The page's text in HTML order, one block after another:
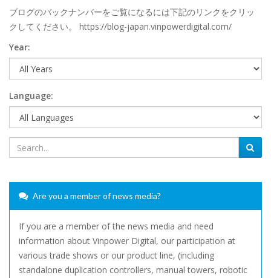
ブログのバックナンバーをご覧になるには下記のリンクをクリッ
クしてください。 https://blog-japan.vinpowerdigital.com/
Year:
Language:
Are you a member of news media?
If you are a member of the news media and need
information about Vinpower Digital, our participation at
various trade shows or our product line, (including
standalone duplication controllers, manual towers, robotic